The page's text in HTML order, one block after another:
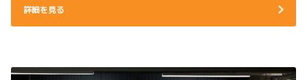
詳細を見る